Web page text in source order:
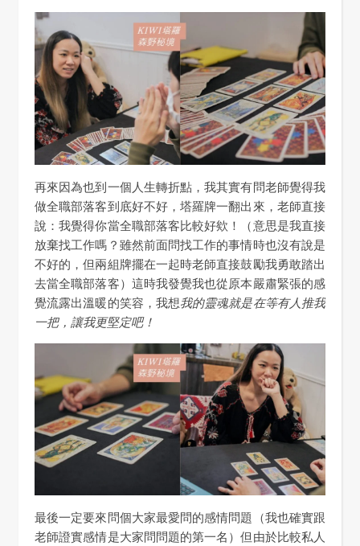
再來因為也到一個人生轉折點，我其實有問老師覺得我
做全職部落客到底好不好，塔羅牌一翻出來，老師直接
說：我覺得你當全職部落客比較好欸！（意思是我直接
放棄找工作嗎？雖然前面問找工作的事情時也沒有說是
不好的，但兩組牌擺在一起時老師直接鼓勵我勇敢踏出
去當全職部落客）這時我發覺我也從原本嚴肅緊張的感
覺流露出溫暖的笑容，我想我的靈魂就是在等有人推我
一把，讓我更堅定吧！
最後一定要來問個大家最愛問的感情問題（我也確實跟
老師證實感情是大家問問題的第一名）但由於比較私人